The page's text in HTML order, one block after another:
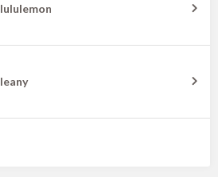
lululemon
leany